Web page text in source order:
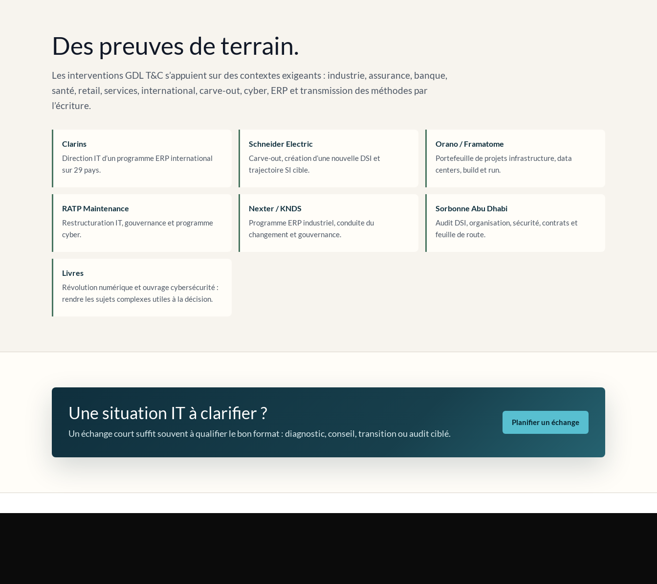
Des preuves de terrain.
Les interventions GDL T&C s’appuient sur des contextes exigeants : industrie, assurance, banque,
santé, retail, services, international, carve-out, cyber, ERP et transmission des méthodes par
l’écriture.
Clarins
Direction IT d’un programme ERP international
sur 29 pays.
Schneider Electric
Carve-out, création d’une nouvelle DSI et
trajectoire SI cible.
Orano / Framatome
Portefeuille de projets infrastructure, data
centers, build et run.
RATP Maintenance
Restructuration IT, gouvernance et programme
cyber.
Nexter / KNDS
Programme ERP industriel, conduite du
changement et gouvernance.
Sorbonne Abu Dhabi
Audit DSI, organisation, sécurité, contrats et
feuille de route.
Livres
Révolution numérique et ouvrage cybersécurité :
rendre les sujets complexes utiles à la décision.
Une situation IT à clarifier ?
Un échange court suffit souvent à qualifier le bon format : diagnostic, conseil, transition ou audit ciblé.
Planifier un échange